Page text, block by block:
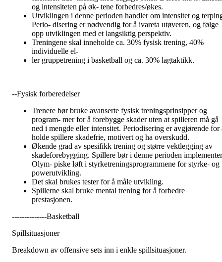
og intensiteten på øk- tene forbedres/økes.
Utviklingen i denne perioden handler om intensitet og
Perio- disering er nødvendig for å ivareta utøveren, og følge
opp utviklingen med et langsiktig perspektiv.
Treningene skal inneholde ca. 30% fysisk trening, 40%
individuelle el-
ler gruppetrening i basketball og ca. 30% lagtaktikk.
--Fysisk forberedelser
Trenere bør bruke avanserte fysisk treningsprinsipper og
program- mer for å forebygge skader uten at spilleren må gå
ned i mengde eller intensitet. Periodisering er avgjørende for
holde spillere skadefrie, motivert og ha overskudd.
Økende grad av spesifikk trening og større vektlegging av
skadeforebygging. Spillere bør i denne perioden
Olym- piske løft i styrketreningsprogrammene for styrke- og
powerutvikling.
Det skal brukes tester for å måle utvikling.
Spillerne skal bruke mental trening for å forbedre
prestasjonen.
--------------Basketball
Spillsituasjoner
Breakdown av offensive sets inn i enkle spillsituasjoner.